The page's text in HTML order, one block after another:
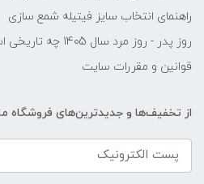
راهنمای انتخاب سایز فیتیله شمع سازی
روز پدر - روز مرد سال 1405 چه تاریخی است؟
قوانین و مقررات سایت
از تخفیف‌ها و جدیدترین‌های فروشگاه